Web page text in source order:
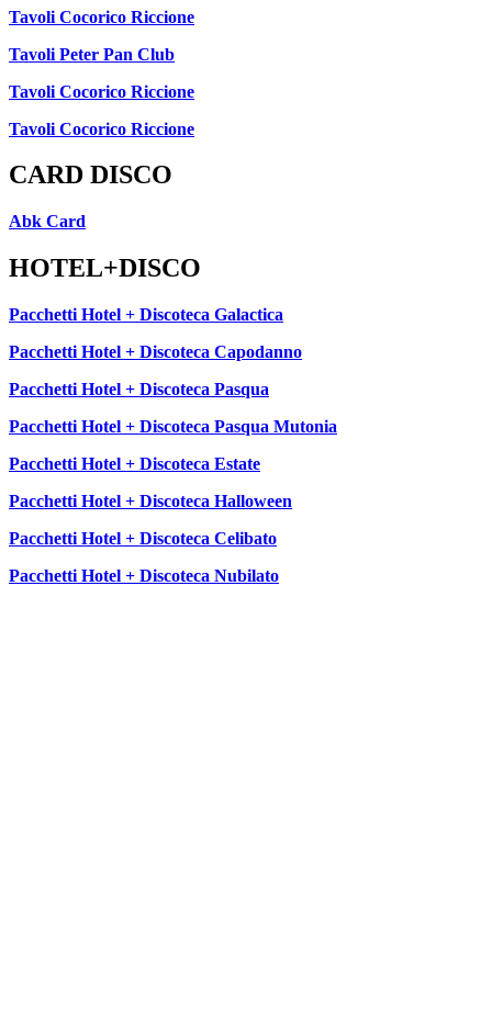
Tavoli Cocorico Riccione
Tavoli Peter Pan Club
Tavoli Cocorico Riccione
Tavoli Cocorico Riccione
CARD DISCO
Abk Card
HOTEL+DISCO
Pacchetti Hotel + Discoteca Galactica
Pacchetti Hotel + Discoteca Capodanno
Pacchetti Hotel + Discoteca Pasqua
Pacchetti Hotel + Discoteca Pasqua Mutonia
Pacchetti Hotel + Discoteca Estate
Pacchetti Hotel + Discoteca Halloween
Pacchetti Hotel + Discoteca Celibato
Pacchetti Hotel + Discoteca Nubilato